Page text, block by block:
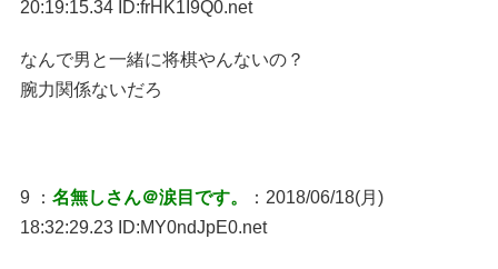
20:19:15.34 ID:frHK1I9Q0.net
なんで男と一緒に将棋やんないの？
腕力関係ないだろ
9 ： 名無しさん＠涙目です。
：2018/06/18(月)
18:32:29.23 ID:MY0ndJpE0.net